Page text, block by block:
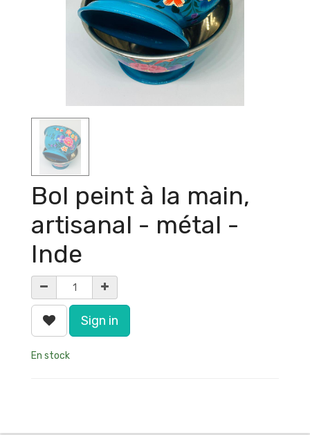
Bol peint à la main,
artisanal - métal -
Inde
Sign in
En stock